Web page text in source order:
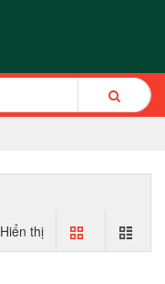
Hiển thị